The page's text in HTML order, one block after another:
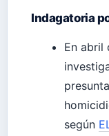
Indagatoria
En abril
según